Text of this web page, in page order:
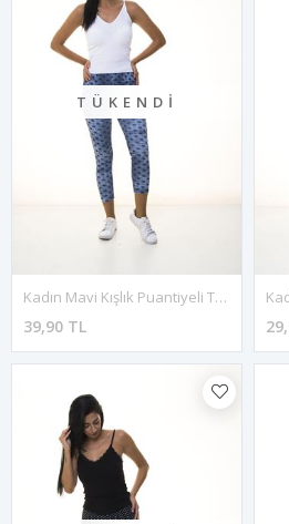
TÜKENDI
Kadın Mavi Kışlık Puantiyeli Tayt 1D-1085
39,90 TL